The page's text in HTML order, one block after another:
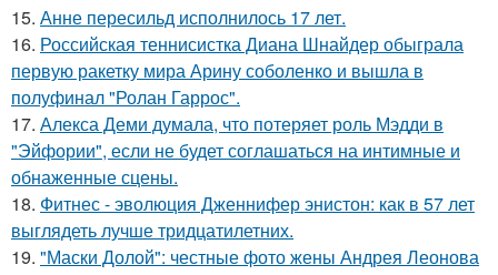
15. Анне пересильд исполнилось 17 лет.
16. Российская теннисистка Диана Шнайдер обыграла
первую ракетку мира Арину соболенко и вышла в
полуфинал "Ролан Гаррос".
17. Алекса Деми думала, что потеряет роль Мэдди в
"Эйфории", если не будет соглашаться на интимные и
обнаженные сцены.
18. Фитнес - эволюция Дженнифер энистон: как в 57 лет
выглядеть лучше тридцатилетних.
19. "Маски Долой": честные фото жены Андрея Леонова